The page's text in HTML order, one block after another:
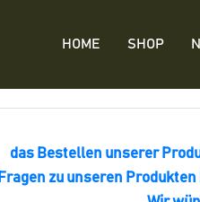
HOME SHOP
das Bestellen unserer
zu unseren